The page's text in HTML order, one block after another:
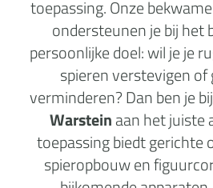
toepassing. Onze
ondersteunen je bij het
persoonlijke doel: wil je je
spieren verstevigen
verminderen? Dan ben je bij
Warsteinaan het juiste
toepassing biedt gerichte
spieropbouw en